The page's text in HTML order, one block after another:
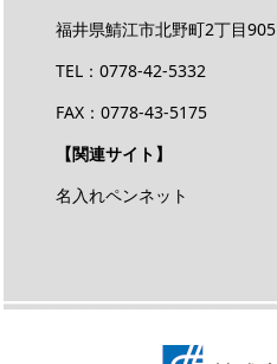
福井県鯖江市北野町2丁目905
TEL：0778-42-5332
FAX：0778-43-5175
【関連サイト】
名入れペンネット